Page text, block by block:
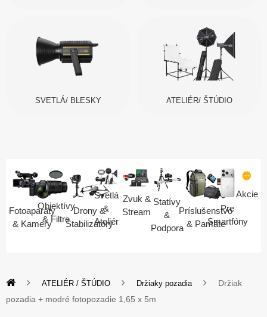
SVETLÁ/ BLESKY ATELIÉR/ ŠTÚDIO
Fotoaparáty
& Kamery
Objektívy
& Filtre
Drony &
Stabilizátory
Svetlá
&
Ateliér
Zvuk &
Stream
Statívy
&
Podpora
Príslušenstvo
& Pamäte
Pre
Smartfóny
Akcie
ATELIÉR / ŠTÚDIO Držiaky pozadia
Držiak
pozadia + modré fotopozadie 1,65 x 5m